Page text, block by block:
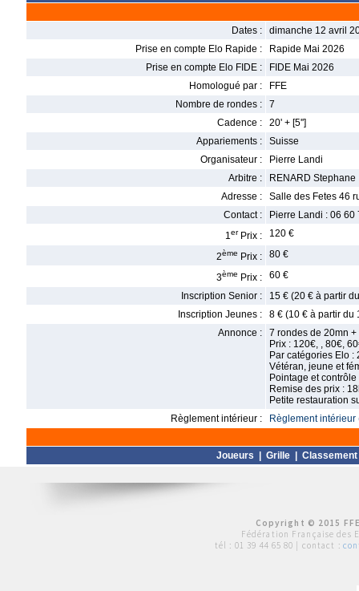
Dates :
dimanche 12 avril
Prise en compte Elo Rapide :
Rapide Mai 2026
Prise en compte Elo FIDE :
FIDE Mai 2026
Homologué par :
FFE
Nombre de rondes :
7
Cadence :
20' + [5'']
Appariements :
Suisse
Organisateur :
Pierre Landi
Arbitre :
RENARD Stephane
Adresse :
Salle des Fetes 46
Contact :
Pierre Landi : 06
1er Prix : 120 €
2ème Prix : 80 €
3ème Prix :
60 €
Inscription Senior :
15 € (20 € à partir
Inscription Jeunes :
8 € (10 € à partir du
Annonce :
7 rondes de 20mn +
Prix : 120€, , 80€,
Par catégories Elo :
Vétéran, jeune et
Pointage et
Remise des prix :
Petite restauration
Règlement intérieur :
Règlement intérieur
Joueurs Grille Classement
Copyright © 2015
Fédération Française des
tél : 01 39 44 65 80 | contact :